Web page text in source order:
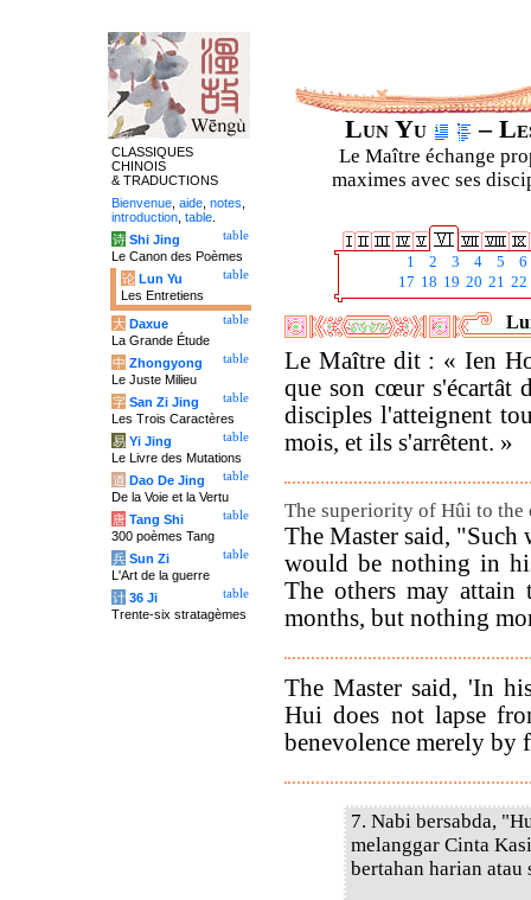
Lun Yu –
Le Maître échange
maximes avec ses
1 2 3 4 5
6
17 18 19 20 21 22
Le Maître dit : « Ien
que son cœur s'écartât
disciples l'atteignent
mois, et ils s'arrêtent. »
The superiority of Hûi to the
The Master said, "Such
would be nothing in
The others may
months, but nothing
The Master said, 'In
Hui does not lapse
benevolence merely by
7. Nabi bersabda,
melanggar Cinta
bertahan harian atau
CLASSIQUES
CHINOIS
& TRADUCTIONS
Bienvenue aide notes
introduction table
table
诗 Shi Jing
Le Canon des Poèmes
table
论 Lun Yu
Les Entretiens
table
大 Daxue
La Grande Étude
table
中 Zhongyong
Le Juste Milieu
table
字 San Zi Jing
Les Trois Caractères
table
易 Yi Jing
Le Livre des Mutations
table
道 Dao De Jing
De la Voie et la Vertu
table
唐 Tang Shi
300 poèmes Tang
table
兵 Sun Zi
L'Art de la guerre
table
计 36 Ji
Trente-six stratagèmes